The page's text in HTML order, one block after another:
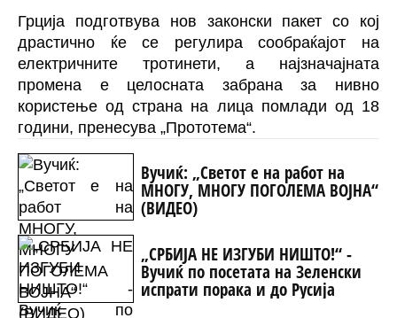
Грција подготвува нов законски пакет со кој
драстично ќе се регулира сообраќајот на
електричните тротинети, а најзначајната
промена е целосната забрана за нивно
користење од страна на лица помлади од 18
години, пренесува „Прототема“.
Вучиќ: „Светот е на работ на
МНОГУ, МНОГУ ПОГОЛЕМА ВОЈНА“
(ВИДЕО)
„СРБИЈА НЕ ИЗГУБИ НИШТО!“ -
Вучиќ по посетата на Зеленски
испрати порака и до Русија